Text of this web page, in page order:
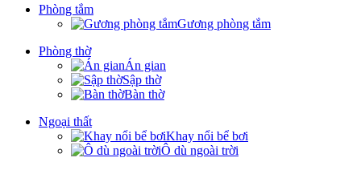
Phòng tắm
Gương phòng tắm
Phòng thờ
Án gian
Sập thờ
Bàn thờ
Ngoại thất
Khay nổi bể bơi
Ô dù ngoài trời